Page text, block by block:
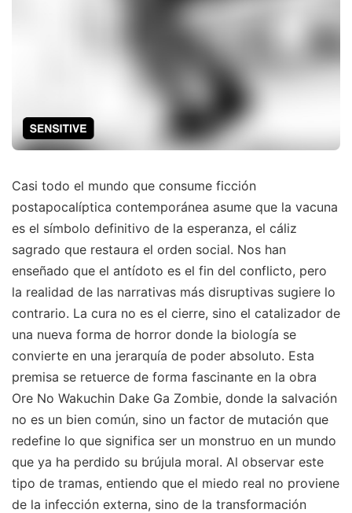
Casi todo el mundo que consume ficción
postapocalíptica contemporánea asume que la vacuna
es el símbolo definitivo de la esperanza, el cáliz
sagrado que restaura el orden social. Nos han
enseñado que el antídoto es el fin del conflicto, pero
la realidad de las narrativas más disruptivas sugiere lo
contrario. La cura no es el cierre, sino el catalizador de
una nueva forma de horror donde la biología se
convierte en una jerarquía de poder absoluto. Esta
premisa se retuerce de forma fascinante en la obra
Ore No Wakuchin Dake Ga Zombie, donde la salvación
no es un bien común, sino un factor de mutación que
redefine lo que significa ser un monstruo en un mundo
que ya ha perdido su brújula moral. Al observar este
tipo de tramas, entiendo que el miedo real no proviene
de la infección externa, sino de la transformación